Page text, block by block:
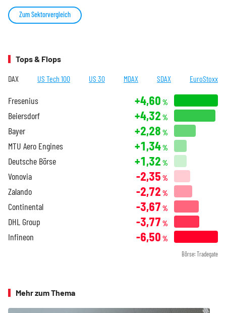
Zum Sektorvergleich
Tops & Flops
DAX US Tech 100 US 30 MDAX SDAX EuroStoxx
Fresenius +4,60 %
Beiersdorf +4,32 %
Bayer +2,28 %
MTU Aero Engines +1,34%
Deutsche Börse +1,32 %
Vonovia -2,35 %
Zalando -2,72 %
Continental -3,67 %
DHL Group -3,77 %
Infineon -6,50 %
Börse: Tradegate
Mehr zum Thema